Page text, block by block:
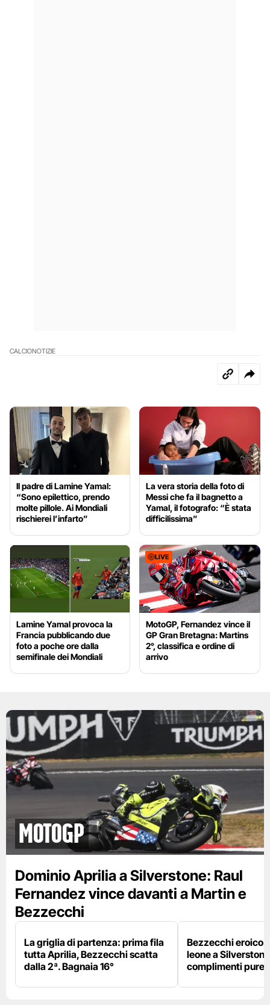
CALCIONOTIZIE
Il padre di Lamine Yamal:
“Sono epilettico, prendo
molte pillole. Ai Mondiali
rischierei l’infarto”
La vera storia della foto di
Messi che fa il bagnetto a
Yamal, il fotografo: “È stata
difficilissima”
Lamine Yamal provoca la
Francia pubblicando due
foto a poche ore dalla
semifinale dei Mondiali
LIVE
MotoGP, Fernandez vince il
GP Gran Bretagna: Martins
2°, classifica e ordine di
arrivo
motogp
Dominio Aprilia a Silverstone: Raul
Fernandez vince davanti a Martin e
Bezzecchi
La griglia di partenza: prima fila
tutta Aprilia, Bezzecchi scatta
dalla 2ª. Bagnaia 16°
Bezzecchi eroico
leone a
complimenti pure